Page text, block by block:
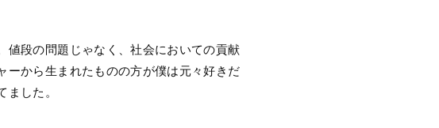
値段の問題じゃなく、社会においての貢献
ーから生まれたものの方が僕は元々好きだ
した。